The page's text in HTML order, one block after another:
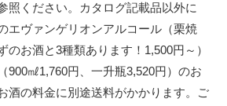
照ください。カタログ記載品以外に
エヴァンゲリオンアルコール（栗焼
のお酒と3種類あります！1,500円～）
900㎖1,760円、一升瓶3,520円）のお
酒の料金に別途送料がかかります。ご